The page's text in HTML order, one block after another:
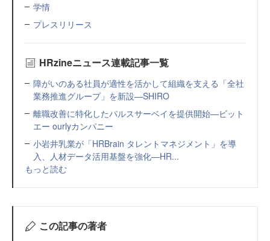
学情
プレスリリース
HRzineニュース連載記事一覧
障がいのある社員が適性を活かして組織を支える「全社
業務推進グループ」を新設—SHIRO
離職改善に特化したパルスサーベイを提供開始—ビット
エー ourlyカンパニー
小岩井乳業が「HRBrain タレントマネジメント」を導
入、人材データ活用基盤を強化—HR...
もっと読む
この記事の著者